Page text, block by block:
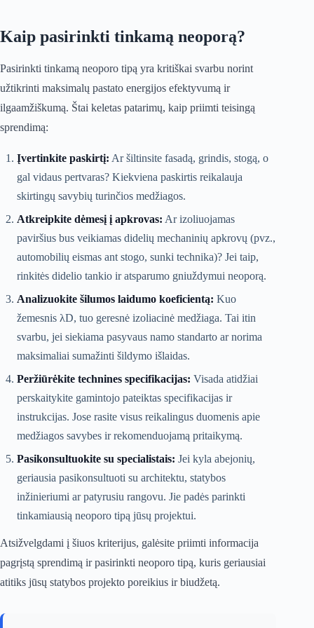
Kaip pasirinkti tinkamą neoporą?
Pasirinkti tinkamą neoporo tipą yra kritiškai svarbu norint
užtikrinti maksimalų pastato energijos efektyvumą ir
ilgaamžiškumą. Štai keletas patarimų, kaip priimti teisingą
sprendimą:
Įvertinkite paskirtį: Ar šiltinsite fasadą, grindis, stogą, o
gal vidaus pertvaras? Kiekviena paskirtis reikalauja
skirtingų savybių turinčios medžiagos.
Atkreipkite dėmesį į apkrovas: Ar izoliuojamas
paviršius bus veikiamas didelių mechaninių apkrovų (pvz.,
automobilių eismas ant stogo, sunki technika)? Jei taip,
rinkitės didelio tankio ir atsparumo gniuždymui neoporą.
Analizuokite šilumos laidumo koeficientą: Kuo
žemesnis λD, tuo geresnė izoliacinė medžiaga. Tai itin
svarbu, jei siekiama pasyvaus namo standarto ar norima
maksimaliai sumažinti šildymo išlaidas.
Peržiūrėkite technines specifikacijas: Visada atidžiai
perskaitykite gamintojo pateiktas specifikacijas ir
instrukcijas. Jose rasite visus reikalingus duomenis apie
medžiagos savybes ir rekomenduojamą pritaikymą.
Pasikonsultuokite su specialistais: Jei kyla abejonių,
geriausia pasikonsultuoti su architektu, statybos
inžinieriumi ar patyrusiu rangovu. Jie padės parinkti
tinkamiausią neoporo tipą jūsų projektui.
Atsižvelgdami į šiuos kriterijus, galėsite priimti informacija
pagrįstą sprendimą ir pasirinkti neoporo tipą, kuris geriausiai
atitiks jūsų statybos projekto poreikius ir biudžetą.